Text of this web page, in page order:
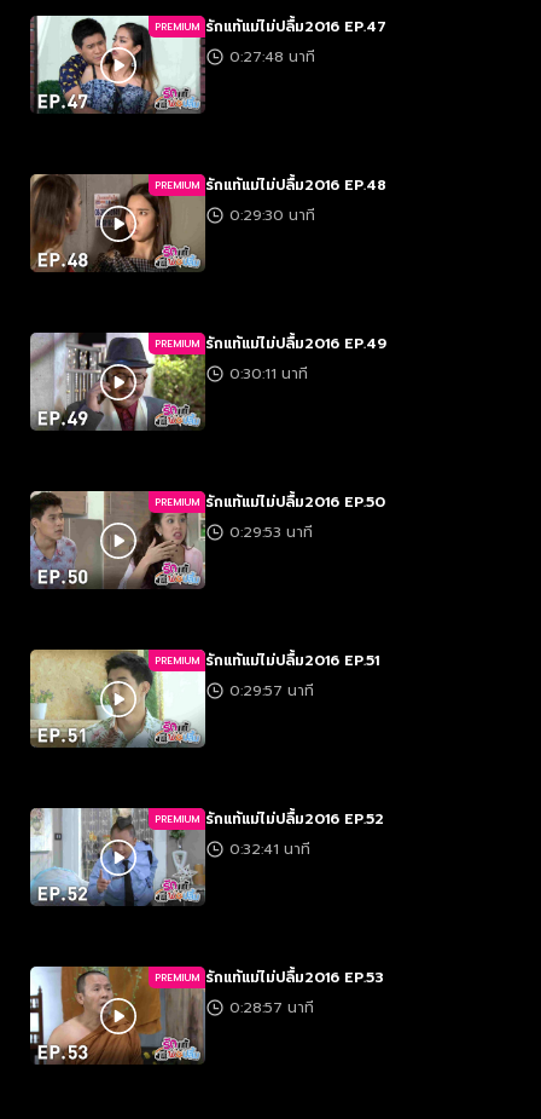
PREMIUM รักแท้แม่ไม่ปลื้ม2016 EP.47
0:27:48 นาที
PREMIUM รักแท้แม่ไม่ปลื้ม2016 EP.48
0:29:30 นาที
PREMIUM รักแท้แม่ไม่ปลื้ม2016 EP.49
0:30:11 นาที
PREMIUM รักแท้แม่ไม่ปลื้ม2016 EP.50
0:29:53 นาที
PREMIUM รักแท้แม่ไม่ปลื้ม2016 EP.51
0:29:57 นาที
PREMIUM รักแท้แม่ไม่ปลื้ม2016 EP.52
0:32:41 นาที
PREMIUM รักแท้แม่ไม่ปลื้ม2016 EP.53
0:28:57 นาที